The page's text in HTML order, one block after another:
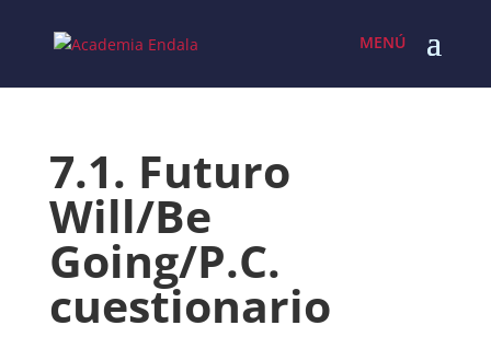
content
7.1. Futuro
Will/Be
Going/P.C.
cuestionario